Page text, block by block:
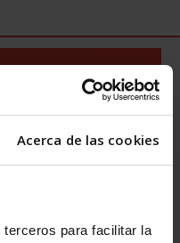
Acerca de las cookies
para facilitar la